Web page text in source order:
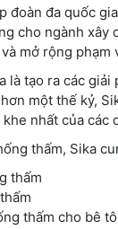
đoàn đa quốc
cho ngành xây
mở rộng
là tạo ra các
một thế kỷ,
nhất của các
thấm, Sika
thấm
thấm cho bê